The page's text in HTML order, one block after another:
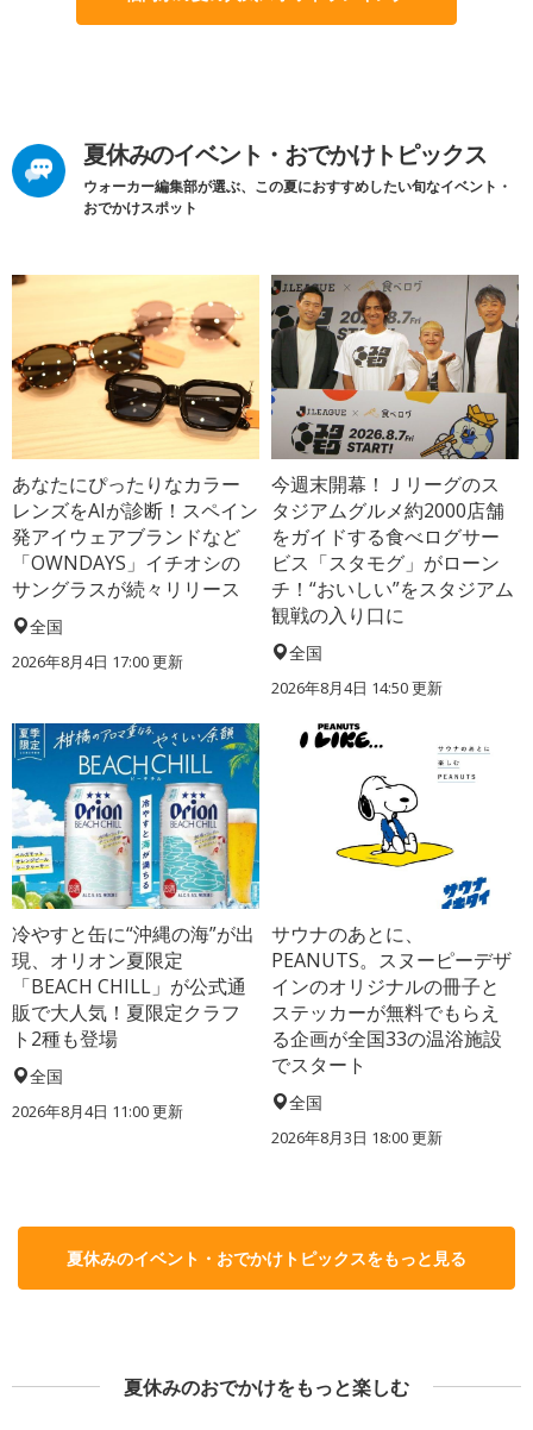
夏休みのイベント・おでかけトピックス
ウォーカー編集部が選ぶ、この夏におすすめしたい旬なイベント・
おでかけスポット
あなたにぴったりなカラー
レンズをAIが診断！スペイン
発アイウェアブランドなど
「OWNDAYS」イチオシの
サングラスが続々リリース
全国
2026年8月4日 17:00更新
今週末開幕！Ｊリーグのス
タジアムグルメ約2000店舗
をガイドする食べログサー
ビス「スタモグ」がローン
チ！“おいしい”をスタジアム
観戦の入り口に
全国
2026年8月4日 14:50更新
冷やすと缶に“沖縄の海”が出
現、オリオン夏限定
「BEACH CHILL」が公式通
販で大人気！夏限定クラフ
ト2種も登場
全国
2026年8月4日 11:00更新
サウナのあとに、
PEANUTS。スヌーピーデザ
インのオリジナルの冊子と
ステッカーが無料でもらえ
る企画が全国33の温浴施設
でスタート
全国
2026年8月3日 18:00更新
夏休みのイベント・おでかけトピックスをもっと見る
夏休みのおでかけをもっと楽しむ